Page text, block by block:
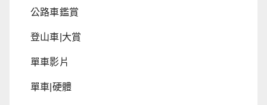
公路車鑑賞
登山車|大賞
單車影片
單車|硬體